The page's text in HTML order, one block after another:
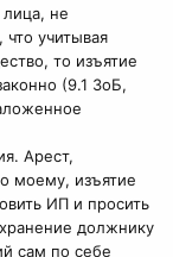
лица, не
учитывая
то изъятие
(9.1 ЗоБ,
Арест,
моему, изъятие
ИП и просить
должнику
сам по себе